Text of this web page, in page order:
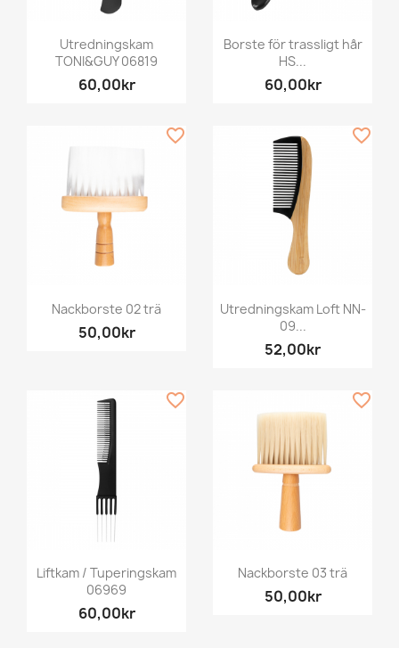
Utredningskam
TONI&GUY 06819
60,00kr
Borste för trassligt hår
HS...
60,00kr
Nackborste 02 trä
50,00kr
favorite_border
Utredningskam Loft NN-
09...
52,00kr
favorite_border
Liftkam / Tuperingskam
06969
60,00kr
favorite_border
Nackborste 03 trä
50,00kr
favorite_border